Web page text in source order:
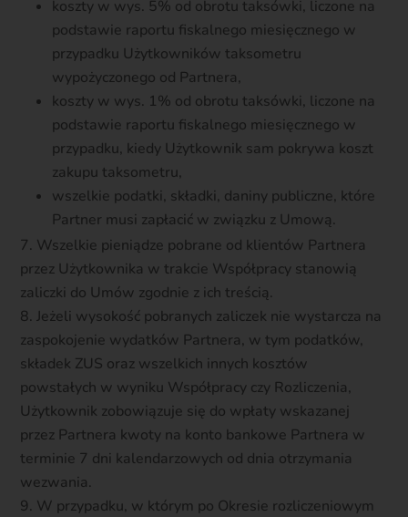
koszty w wys. 5% od obrotu taksówki, liczone na
podstawie raportu fiskalnego miesięcznego w
przypadku Użytkowników taksometru
wypożyczonego od Partnera,
koszty w wys. 1% od obrotu taksówki, liczone na
podstawie raportu fiskalnego miesięcznego w
przypadku, kiedy Użytkownik sam pokrywa koszt
zakupu taksometru,
wszelkie podatki, składki, daniny publiczne, które
Partner musi zapłacić w związku z Umową.
Wszelkie pieniądze pobrane od klientów Partnera
przez Użytkownika w trakcie Współpracy stanowią
zaliczki do Umów zgodnie z ich treścią.
Jeżeli wysokość pobranych zaliczek nie wystarcza na
zaspokojenie wydatków Partnera, w tym podatków,
składek ZUS oraz wszelkich innych kosztów
powstałych w wyniku Współpracy czy Rozliczenia,
Użytkownik zobowiązuje się do wpłaty wskazanej
przez Partnera kwoty na konto bankowe Partnera w
terminie 7 dni kalendarzowych od dnia otrzymania
wezwania.
W przypadku, w którym po Okresie rozliczeniowym